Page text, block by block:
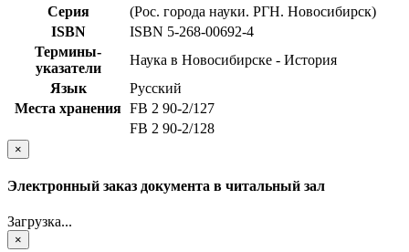
Серия
(Рос. города науки. РГН. Новосибирск)
ISBN
ISBN 5-268-00692-4
Термины-
указатели
Наука в Новосибирске - История
Язык
Русский
Места хранения FB 2 90-2/127
FB 2 90-2/128
×
Электронный заказ документа в читальный зал
Загрузка...
×